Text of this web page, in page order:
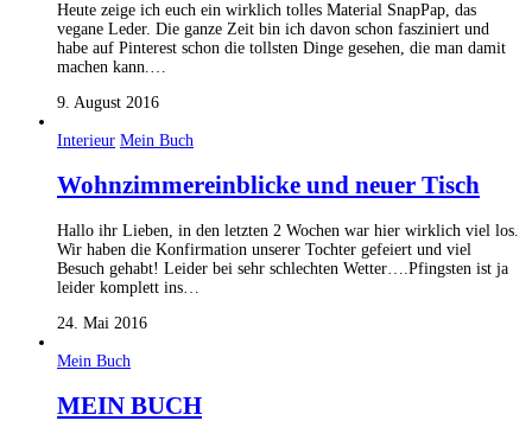
Heute zeige ich euch ein wirklich tolles Material SnapPap, das
vegane Leder. Die ganze Zeit bin ich davon schon fasziniert und
habe auf Pinterest schon die tollsten Dinge gesehen, die man damit
machen kann.…
9. August 2016
Interieur Mein Buch
Wohnzimmereinblicke und neuer Tisch
Hallo ihr Lieben, in den letzten 2 Wochen war hier wirklich viel los.
Wir haben die Konfirmation unserer Tochter gefeiert und viel
Besuch gehabt! Leider bei sehr schlechten Wetter….Pfingsten ist ja
leider komplett ins…
24. Mai 2016
Mein Buch
MEIN BUCH